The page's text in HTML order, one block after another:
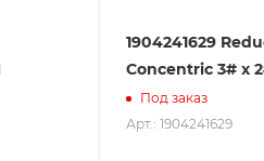
1904241629
Concentric 3# x
Под заказ
Арт.: 1904241629